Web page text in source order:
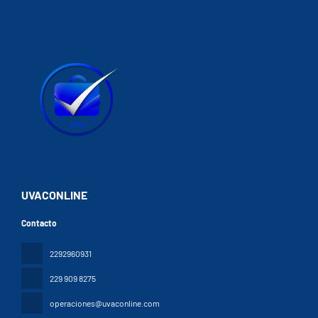
servicio de recepción las 24 horas a tu disposición. Se ofrece
servicio de transporte al aeropuerto (ida y vuelta) gratuito
disponible 24 horas.
UVACONLINE
Contacto
2292960931
229 909 8275
operaciones@uvaconline.com